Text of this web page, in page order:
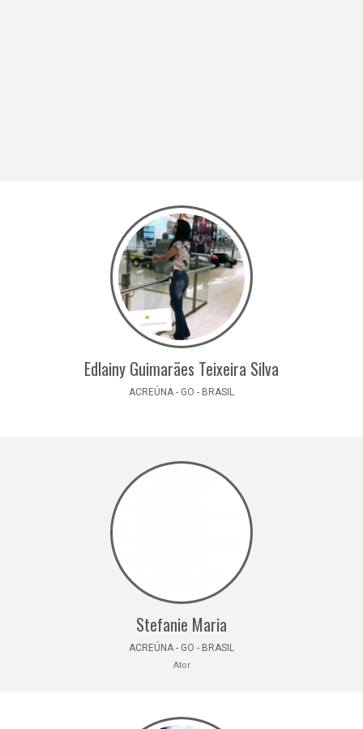
Edlainy Guimarães Teixeira Silva
ACREÚNA - GO - BRASIL
Stefanie Maria
ACREÚNA - GO - BRASIL
Ator